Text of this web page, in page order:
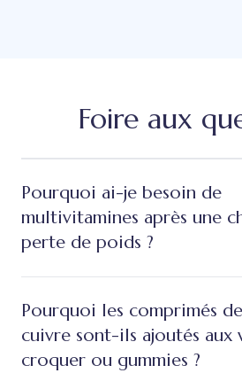
Foire aux
Pourquoi ai-je besoin de
multivitamines après une
perte de poids ?
Pourquoi les comprimés
cuivre sont-ils ajoutés aux
croquer ou gummies ?